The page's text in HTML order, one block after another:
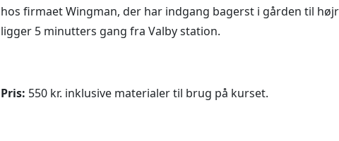
hos firmaet Wingman, der har indgang bagerst i gården til
ligger 5 minutters gang fra Valby station.
Pris: 550 kr. inklusive materialer til brug på kurset.